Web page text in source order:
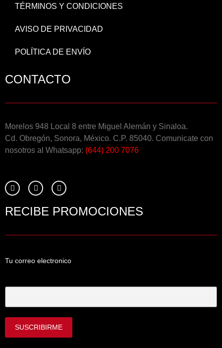
TÉRMINOS Y CONDICIONES
AVISO DE PRIVACIDAD
POLÍTICA DE ENVÍO
CONTACTO
Morelos 948 Local 8 entre Miguel Alemán y Sinaloa.
Cd. Obregón, Sonora, México. C.P. 85040. Comunicate con
nosotros al Whatsapp: (644) 200 7076
RECIBE PROMOCIONES
Tu correo electronico